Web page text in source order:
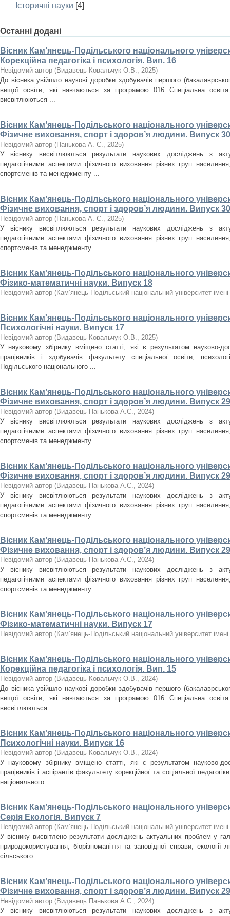
Історичні науки [4]
Останні додані
Вісник Кам’янець-Подільського національного
Корекційна педагогіка і психологія. Вип. 16
Невідомий автор (Видавець Ковальчук О.В., 2025)
До вісника увійшло наукові доробки здобувачів першого
вищої освіти, які навчаються за програмою 016 Спеціальна
висвітлюються ...
Вісник Кам’янець-Подільського національного
Фізичне виховання, спорт і здоров’я людини. Випуск
Невідомий автор (Панькова А. С., 2025)
У віснику висвітлюються результати наукових досліджень з
педагогічними аспектами фізичного виховання різних груп населення,
спортсменів та менеджменту ...
Вісник Кам’янець-Подільського національного
Фізичне виховання, спорт і здоров’я людини. Випуск
Невідомий автор (Панькова А. С., 2025)
У віснику висвітлюються результати наукових досліджень з
педагогічними аспектами фізичного виховання різних груп населення,
спортсменів та менеджменту ...
Вісник Кам'янець-Подільського національного
Фізико-математичні науки. Випуск 18
Невідомий автор (Кам’янець-Подільський національний університет
Вісник Кам'янець-Подільського національного
Психологічні науки. Випуск 17
Невідомий автор (Видавець Ковальчук О.В., 2025)
У науковому збірнику вміщено статті, які є результатом науково-
працівників і здобувачів факультету спеціальної освіти,
Подільського національного ...
Вісник Кам’янець-Подільського національного
Фізичне виховання, спорт і здоров’я людини. Випуск
Невідомий автор (Видавець Панькова А.С., 2024)
У віснику висвітлюються результати наукових досліджень з
педагогічними аспектами фізичного виховання різних груп населення,
спортсменів та менеджменту ...
Вісник Кам’янець-Подільського національного
Фізичне виховання, спорт і здоров’я людини. Випуск
Невідомий автор (Видавець Панькова А.С., 2024)
У віснику висвітлюються результати наукових досліджень з
педагогічними аспектами фізичного виховання різних груп населення,
спортсменів та менеджменту ...
Вісник Кам’янець-Подільського національного
Фізичне виховання, спорт і здоров’я людини. Випуск
Невідомий автор (Видавець Панькова А.С., 2024)
У віснику висвітлюються результати наукових досліджень з
педагогічними аспектами фізичного виховання різних груп населення,
спортсменів та менеджменту ...
Вісник Кам'янець-Подільського національного
Фізико-математичні науки. Випуск 17
Невідомий автор (Кам’янець-Подільський національний університет
Вісник Кам’янець-Подільського національного
Корекційна педагогіка і психологія. Вип. 15
Невідомий автор (Видавець Ковальчук О.В., 2024)
До вісника увійшло наукові доробки здобувачів першого
вищої освіти, які навчаються за програмою 016 Спеціальна
висвітлюються ...
Вісник Кам'янець-Подільського національного
Психологічні науки. Випуск 16
Невідомий автор (Видавець Ковальчук О.В., 2024)
У науковому збірнику вміщено статті, які є результатом науково-
працівників і аспірантів факультету корекційної та соціальної
національного ...
Вісник Кам’янець-Подільського національного
Серія Екологія. Випуск 7
Невідомий автор (Кам’янець-Подільський національний університет
У віснику висвітлено результати досліджень актуальних проблем у
природокористування, біорізноманіття та заповідної справи, екології
сільського ...
Вісник Кам’янець-Подільського національного
Фізичне виховання, спорт і здоров’я людини. Випуск
Невідомий автор (Видавець Панькова А.С., 2024)
У віснику висвітлюються результати наукових досліджень з